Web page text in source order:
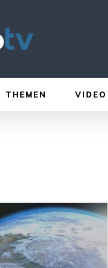
THEMEN VIDEO